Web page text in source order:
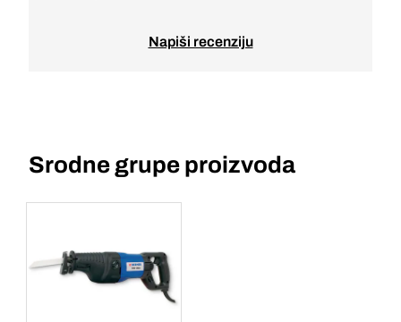
Napiši recenziju
Srodne grupe proizvoda